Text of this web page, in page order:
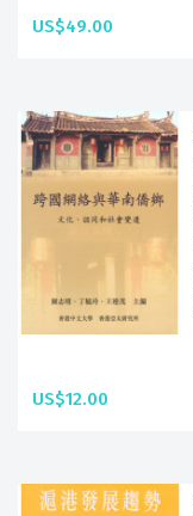
US$49.00
US$12.00